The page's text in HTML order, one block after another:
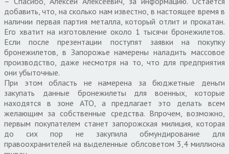
добавить, что, на сколько нам известно, в настоящее время в
наличии первая партия металла, который отлит и прокатан.
Его хватит на изготовление около 1 тысячи бронежилетов.
Если после презентации поступят заявки на покупку
бронежилетов, в Запорожье намерены наладить массовое
производство, даже несмотря на то, что для предприятия
они убыточные.
При этом область не намерена за бюджетные деньги
закупать данные бронежилеты для военных, которые
находятся в зоне АТО, а предлагает это делать всем
желающим за собственные средства. Впрочем, возможно,
первым покупателем станет запорожская милиция, которая
до сих пор не закупила обмундирование для
правоохранителей на выделенные облсоветом 3,4 миллиона